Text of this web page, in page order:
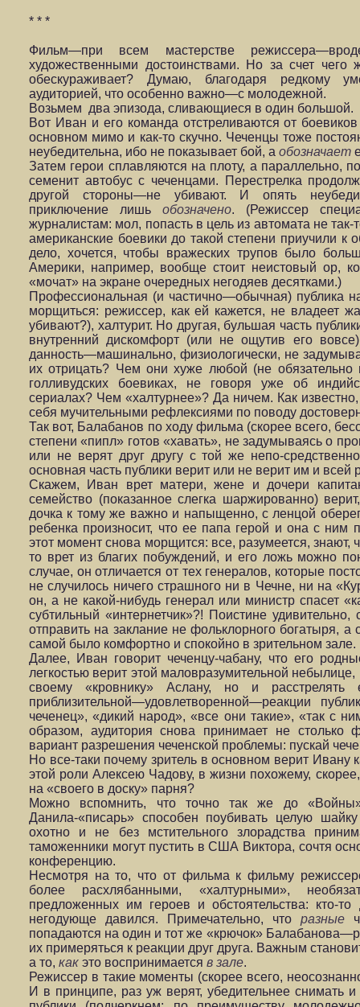
* * *
Фильм—при всем мастерстве
художественными достоинствами. Но за счет чего
обескураживает? Думаю, благодаря редкому
аудиторией, что особенно важно—с молодежной.
Возьмем два эпизода, сливающиеся в один большой.
Вот Иван и его команда отстреливаются от
основном мимо и как-то скучно. Чеченцы тоже
неубедительна, ибо не показывает бой, а обозначает
Затем герои сплавляются на плоту, а параллельно,
семенит автобус с чеченцами. Перестрелка
другой стороны—не убивают. И опять
приключение лишь обозначено. (Режиссер
журналистам: мол, попасть в цель из автомата не
американские боевики до такой степени приучили к
дело, хочется, чтобы вражеских трупов было
Америки, например, вообще стоит неистовый ор,
«мочат» на экране очередных негодяев десятками.)
Профессиональная (и частично—обычная) публика
морщиться: режиссер, как ей кажется, не владеет
убивают?), халтурит. Но другая, бульшая часть
внутренний дискомфорт (или не ощутив его
данность—машинально, физиологически, не
их отрицать? Чем они хуже любой (не
голливудских боевиках, не говоря уже об
сериалах? Чем «халтурнее»? Да ничем. Как
себя мучительными рефлексиями по поводу
Так вот, Балабанов по ходу фильма (скорее всего,
степени «пипл» готов «хавать», не задумываясь о
или не верят друг другу с той же непо-
основная часть публики верит или не верит им и
Скажем, Иван врет матери, жене и дочери
семейство (показанное слегка шаржированно)
дочка к тому же важно и напыщенно, с ленцой
ребенка произносит, что ее папа герой и она с ним
этот момент снова морщится: все, разумеется,
то врет из благих побуждений, и его ложь можно
случае, он отличается от тех генералов, которые
не случилось ничего страшного ни в Чечне, ни на
он, а не какой-нибудь генерал или министр спасет
субтильный «интернетчик»?! Поистине удивительно,
отправить на заклание не фольклорного богатыря,
самой было комфортно и спокойно в зрительном зале.
Далее, Иван говорит чеченцу-чабану, что его
легкостью верит этой маловразумительной
своему «кровнику» Аслану, но и
приблизительной—удовлетворенной—реакции
чеченец», «дикий народ», «все они такие», «так с
образом, аудитория снова принимает не столько
вариант разрешения чеченской проблемы: пускай
Но все-таки почему зритель в основном верит Ивану
этой роли Алексею Чадову, в жизни похожему,
на «своего в доску» парня?
Можно вспомнить, что точно так же до
Данила-«писарь» способен поубивать целую
охотно и не без мстительного злорадства
таможенники могут пустить в США Виктора, сочтя
конференцию.
Несмотря на то, что от фильма к фильму
более расхлябанными, «халтурными»,
предложенных им героев и обстоятельства: кто-
негодующе давился. Примечательно, что разные
попадаются на один и тот же «крючок»
их примеряться к реакции друг друга. Важным
а то, как это воспринимается в зале.
Режиссер в такие моменты (скорее всего,
И в принципе, раз уж верят, убедительнее снимать